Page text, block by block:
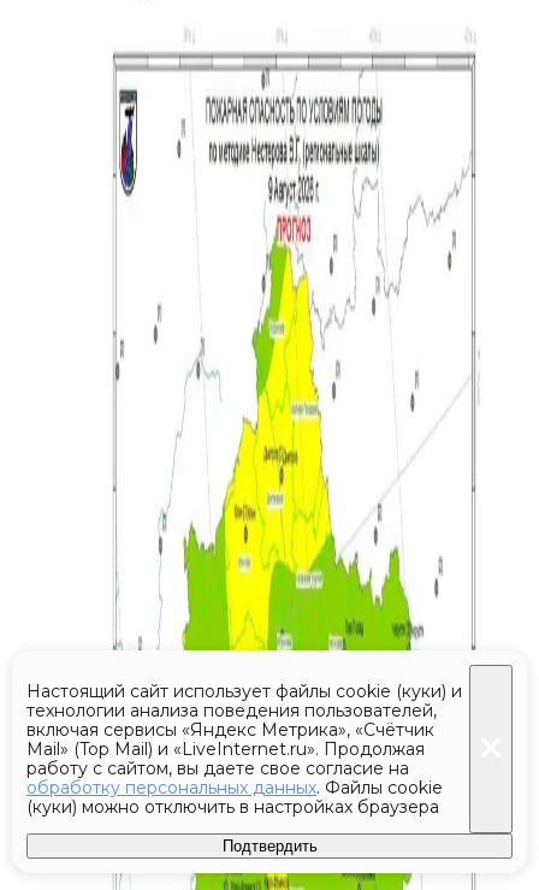
Настоящий сайт использует файлы cookie (куки) и
технологии анализа поведения пользователей,
включая сервисы «Яндекс Метрика», «Счётчик
Mail» (Top Mail) и «LiveInternet.ru». Продолжая
работу с сайтом, вы даете свое согласие на
обработку персональных данных. Файлы cookie
(куки) можно отключить в настройках браузера
Подтвердить